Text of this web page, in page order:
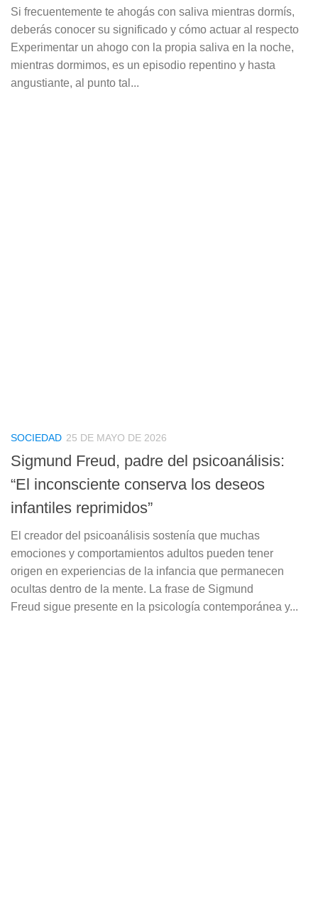
Si frecuentemente te ahogás con saliva mientras dormís,
deberás conocer su significado y cómo actuar al respecto
Experimentar un ahogo con la propia saliva en la noche,
mientras dormimos, es un episodio repentino y hasta
angustiante, al punto tal...
SOCIEDAD 25 DE MAYO DE 2026
Sigmund Freud, padre del psicoanálisis:
“El inconsciente conserva los deseos
infantiles reprimidos”
El creador del psicoanálisis sostenía que muchas
emociones y comportamientos adultos pueden tener
origen en experiencias de la infancia que permanecen
ocultas dentro de la mente. La frase de Sigmund
Freud sigue presente en la psicología contemporánea y...